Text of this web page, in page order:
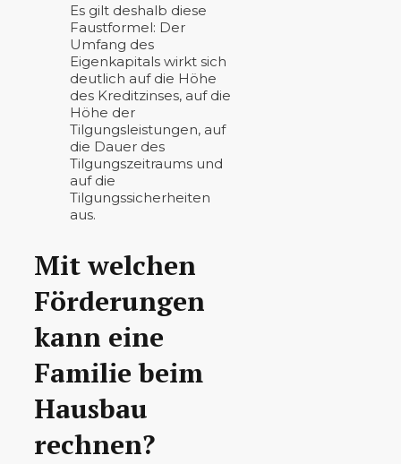
Es gilt deshalb diese
Faustformel: Der
Umfang des
Eigenkapitals wirkt sich
deutlich auf die Höhe
des Kreditzinses, auf die
Höhe der
Tilgungsleistungen, auf
die Dauer des
Tilgungszeitraums und
auf die
Tilgungssicherheiten
aus.
Mit welchen
Förderungen
kann eine
Familie beim
Hausbau
rechnen?